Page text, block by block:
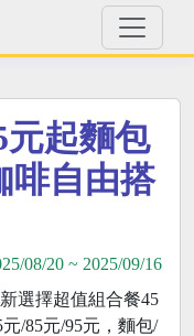
元起麵包
啡自由搭
08/20 ~ 2025/09/16
選擇超值組合餐45
/85元/95元，麵包/